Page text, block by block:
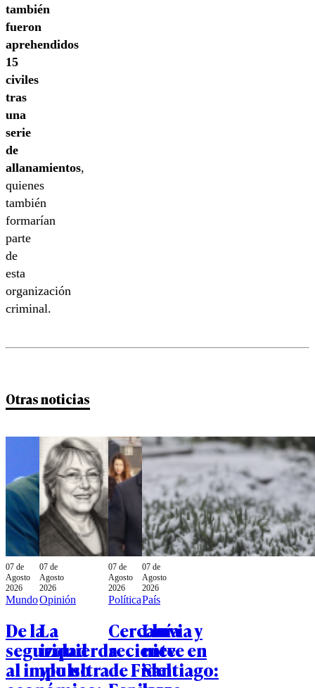
también
fueron
aprehendidos
15
civiles
tras
una
serie
de
allanamientos,
quienes
también
formarían
parte
de
esta
organización
criminal.
Otras noticias
07 de
Agosto
2026
Mundo
De la
seguridad
al impulso
07 de
Agosto
2026
Opinión
La
izquierda
y lo ultra
07 de
Agosto
2026
Política
Cercanía
reciente
de Fidel
07 de
Agosto
2026
País
Lluvia y
nieve en
Santiago: